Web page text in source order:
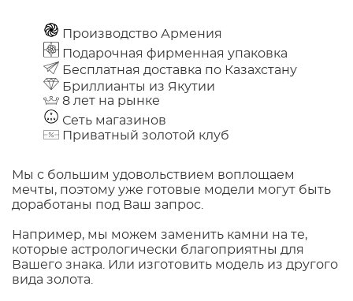
Производство Армения
Подарочная фирменная упаковка
Бесплатная доставка по Казахстану
Бриллианты из Якутии
8 лет на рынке
Сеть магазинов
Приватный золотой клуб
Мы с большим удовольствием воплощаем
мечты, поэтому уже готовые модели могут быть
доработаны под Ваш запрос.
Например, мы можем заменить камни на те,
которые астрологически благоприятны для
Вашего знака. Или изготовить модель из другого
вида золота.